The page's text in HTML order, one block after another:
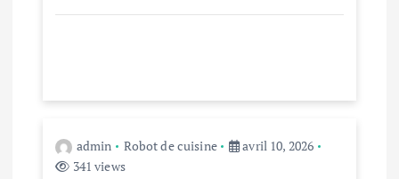
admin Robot de cuisine
avril 10, 2026
341 views